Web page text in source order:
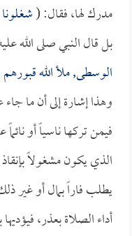
مدرك لها، فقال: (
بل قال النبي صلى الله
الوسطى, ملأ الله
وهذا إشارة إلى أن ما
فيمن تركها ناسياً أو
الذي يكون مشغولاً
يطلب فاراً بمال أو غير
أداء الصلاة بعذر،